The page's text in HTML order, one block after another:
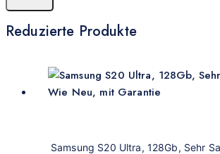
Reduzierte Produkte
Samsung S20 Ultra, 128Gb, Sehr